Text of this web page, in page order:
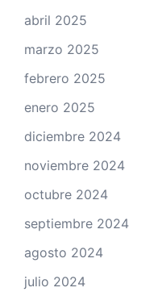
abril 2025
marzo 2025
febrero 2025
enero 2025
diciembre 2024
noviembre 2024
octubre 2024
septiembre 2024
agosto 2024
julio 2024